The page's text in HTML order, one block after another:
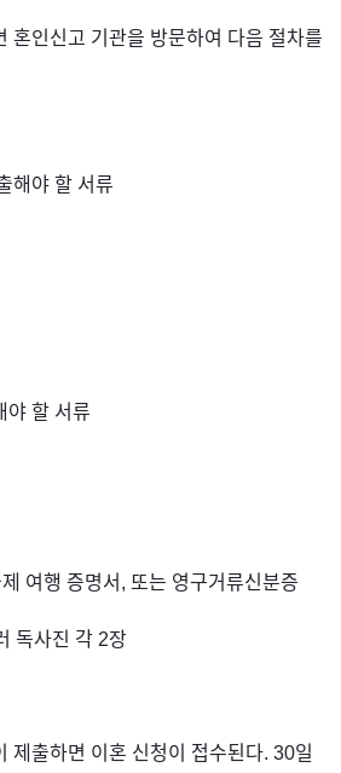
혼인신고 기관을 방문하여 다음 절차를
해야 할 서류
야 할 서류
여행 증명서, 또는 영구거류신분증
독사진 각 2장
제출하면 이혼 신청이 접수된다. 30일